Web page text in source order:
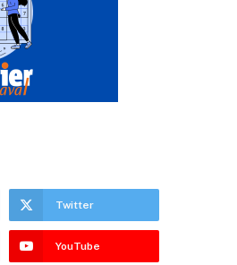
Twitter
YouTube